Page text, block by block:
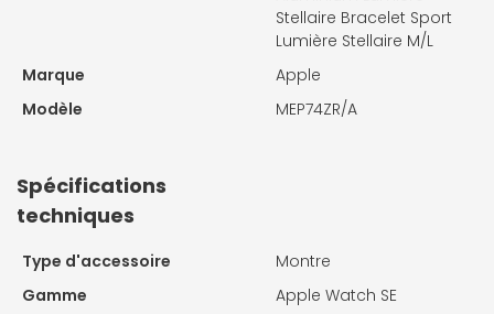
Stellaire Bracelet Sport
Lumière Stellaire M/L
Marque
Apple
Modèle
MEP74ZR/A
Spécifications
techniques
Type d'accessoire
Montre
Gamme
Apple Watch SE